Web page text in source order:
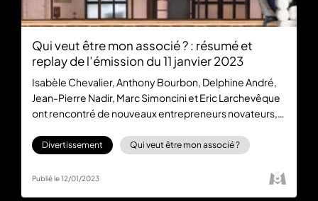
Qui veut être mon associé ? : résumé et
replay de l’émission du 11 janvier 2023
Isabèle Chevalier, Anthony Bourbon, Delphine André,
Jean-Pierre Nadir, Marc Simoncini et Eric Larchevêque
ont rencontré de nouveaux entrepreneurs novateurs,
financements pour son projet ? Rendez-vous sur 6play
Divertissement Qui veut être mon associé ?
Publié le 12/01/2023